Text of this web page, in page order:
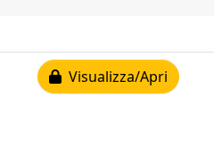
Visualizza/Apri